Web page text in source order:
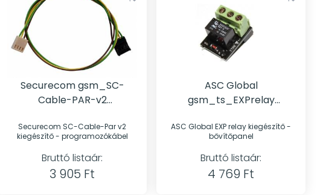
Securecom gsm_SC-
Cable-PAR-v2
Securecom SC-Cable-Par v2
kiegészítő - programozókábel
Bruttó listaár:
3 905 Ft
ASC Global
gsm_ts_EXPrelay
ASC Global EXP relay kiegészítő -
bővítőpanel
Bruttó listaár:
4 769 Ft